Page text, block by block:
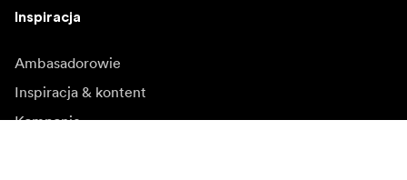
Inspiracja
Ambasadorowie
Inspiracja & kontent
Kampanie